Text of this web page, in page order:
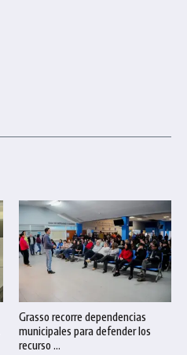
Grasso recorre dependencias
municipales para defender los
recurso ...